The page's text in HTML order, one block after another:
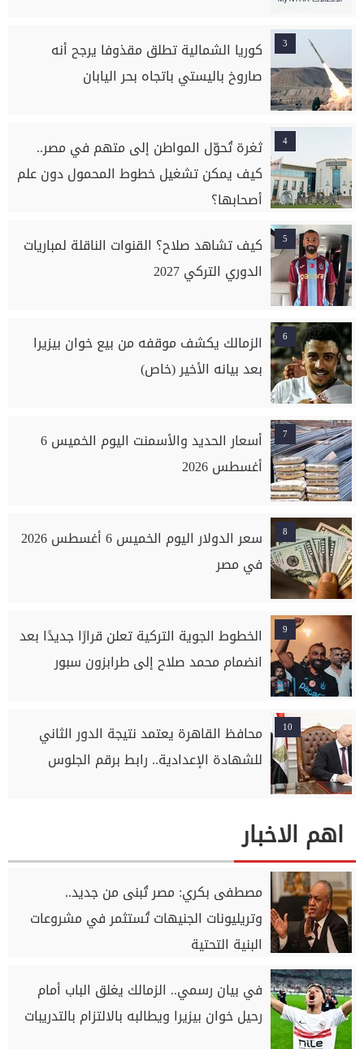
3
كوريا الشمالية تطلق مقذوفا يرجح أنه
صاروخ باليستي باتجاه بحر اليابان
4
ثغرة تُحوّل المواطن إلى متهم في مصر..
كيف يمكن تشغيل خطوط المحمول دون علم
أصحابها؟
5
كيف تشاهد صلاح؟ القنوات الناقلة لمباريات
الدوري التركي 2027
6
الزمالك يكشف موقفه من بيع خوان بيزيرا
بعد بيانه الأخير (خاص)
7
أسعار الحديد والأسمنت اليوم الخميس 6
أغسطس 2026
8
سعر الدولار اليوم الخميس 6 أغسطس 2026
في مصر
9
الخطوط الجوية التركية تعلن قرارًا جديدًا بعد
انضمام محمد صلاح إلى طرابزون سبور
10
محافظ القاهرة يعتمد نتيجة الدور الثاني
للشهادة الإعدادية.. رابط برقم الجلوس
اهم الاخبار
مصطفى بكري: مصر تُبنى من جديد..
وتريليونات الجنيهات تُستثمر في مشروعات
البنية التحتية
في بيان رسمي.. الزمالك يغلق الباب أمام
رحيل خوان بيزيرا ويطالبه بالالتزام بالتدريبات